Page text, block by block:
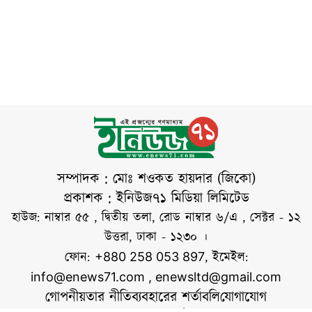
প্রেসক্লাবের সামনে
প্রতিবাদ সমাবেশ শেষে
বিক্ষোভ মিছিল সহকারে
জেলা প্রশাসক কার্যালয়
প্রাঙ্গণে তারা অবস্থান
নেন। পরে জেলা
স্মারকলিপি দেন।
সমাবেশে বক্তব্য দেন,
আ স ম ছালেহ
সম্পাদক : মোঃ শওকত হায়দার (জিকো)
প্রকাশক : ইনিউজ৭১ মিডিয়া লিমিটেড
হাউজ: নাম্বার ৫৫ , দ্বিতীয় তলা, রোড নাম্বার ৬/এ , সেক্টর - ১২
উত্তরা, ঢাকা - ১২৩০ ।
ফোন: +880 258 053 897, ইমেইল:
info@enews71.com , enewsltd@gmail.com
গোপনীয়তার নীতিব্যবহারের শর্তাবলিযোগাযোগ